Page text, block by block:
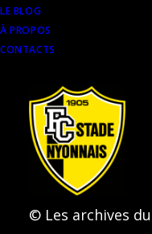
LE BLOG
À PROPOS
CONTACTS
© Les archives